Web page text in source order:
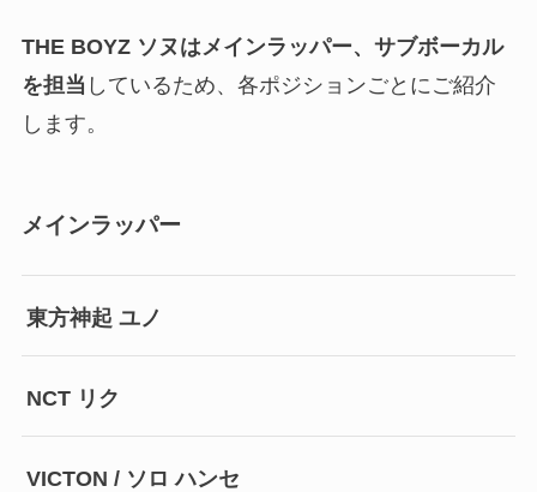
THE BOYZ ソヌはメインラッパー、サブボーカル
を担当 しているため、各ポジションごとにご紹介
します。
メインラッパー
東方神起 ユノ
NCT リク
VICTON / ソロ ハンセ